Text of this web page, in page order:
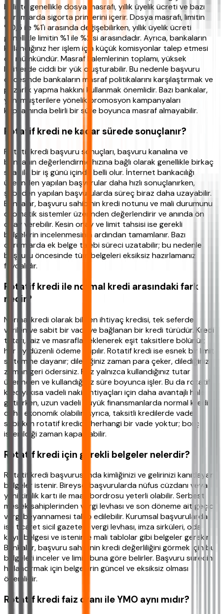
birlikte genellikle dosya masrafı, yıllık üyelik ücreti ve bazı
durumlarda sigorta primlerini içerir. Dosya masrafı, limitin
%0,5 ile %1'i arasında değişebilirken, yıllık üyelik ücreti
genellikle limitin %1 ile %2'si arasındadır. Ayrıca, bankaların
kullandığınız her işlem için küçük komisyonlar talep etmesi
de mümkündür. Masraf kalemlerinin toplamı, yüksek
limitlerde ciddi bir yük oluşturabilir. Bu nedenle başvuru
öncesinde bankaların masraf politikalarını karşılaştırmak ve
pazarlık yapma hakkını kullanmak önemlidir. Bazı bankalar,
yeni müşterilere yönelik promosyon kampanyaları
kapsamında belirli bir süre boyunca masraf almayabilir.
Rotatif kredi ne kadar sürede sonuçlanır?
Rotatif kredi başvuru sonuçları, başvuru kanalına ve
bankanın değerlendirme hızına bağlı olarak genellikle birkaç
saat ila bir iş günü içinde belli olur. İnternet bankacılığı
üzerinden yapılan başvurular daha hızlı sonuçlanırken,
şubeden yapılan başvurularda süreç biraz daha uzayabilir.
Bankalar, başvuru sahibinin kredi notunu ve mali durumunu
otomatik sistemler üzerinden değerlendirir ve anında ön
onay verebilir. Kesin onay ve limit tahsisi ise gerekli
belgelerin incelenmesinin ardından tamamlanır. Bazı
durumlarda ek belge talebi süreci uzatabilir; bu nedenle
başvuru öncesinde tüm belgeleri eksiksiz hazırlamanız
faydalıdır.
Rotatif kredi ile normal kredi arasındaki fark
nedir?
Normal kredi olarak bilinen ihtiyaç kredisi, tek seferde
verilen ve sabit bir vadeye bağlanan bir kredi türüdür. Kredi
tutarı, faiz ve masraflar eklenerek eşit taksitlere bölünür;
her ay düzenli ödeme yapılır. Rotatif kredi ise esnek bir limit
sistemine dayanır; dilediğiniz zaman para çeker, dilediğiniz
zaman geri ödersiniz. Faiz yalnızca kullandığınız tutar
üzerinden ve kullandığınız süre boyunca işler. Bu da rotatif
krediyi kısa vadeli nakit ihtiyaçları için daha avantajlı hale
getirirken, uzun vadeli büyük finansmanlarda normal kredi
daha ekonomik olabilir. Ayrıca, taksitli kredilerde vade
sabitken rotatif kredide herhangi bir vade yoktur; borç
istenildiği zaman kapatılabilir.
Rotatif kredi için gerekli belgeler nelerdir?
Rotatif kredi başvurusunda kimliğinizi ve gelirinizi kanıtlayan
belgeler istenir. Bireysel başvurularda nüfus cüzdanı veya
yeni kimlik kartı ile maaş bordrosu yeterli olabilir. Serbest
meslek sahiplerinden vergi levhası ve son döneme ait geçici
vergi beyannamesi talep edilebilir. Kurumsal başvurularda
ise ticaret sicil gazetesi, vergi levhası, imza sirküleri, oda
kayıt belgesi ve istenirse mali tablolar gibi belgeler gerekir.
Bankalar, başvuru sahibinin kredi değerliliğini görmek için bu
belgeleri inceler ve limiti buna göre belirler. Başvuru sürecini
hızlandırmak için belgelerin güncel ve eksiksiz olması
önemlidir.
Rotatif kredi faiz oranı ile YMO aynı mıdır?